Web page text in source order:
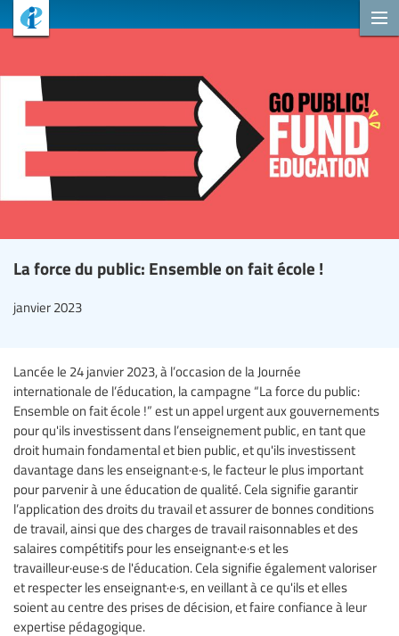
La force du public: Ensemble on fait école !
janvier 2023
Lancée le 24 janvier 2023, à l’occasion de la Journée
internationale de l’éducation, la campagne “La force du public:
Ensemble on fait école !” est un appel urgent aux gouvernements
pour qu'ils investissent dans l’enseignement public, en tant que
droit humain fondamental et bien public, et qu'ils investissent
davantage dans les enseignant·e·s, le facteur le plus important
pour parvenir à une éducation de qualité. Cela signifie garantir
l’application des droits du travail et assurer de bonnes conditions
de travail, ainsi que des charges de travail raisonnables et des
salaires compétitifs pour les enseignant·e·s et les
travailleur·euse·s de l'éducation. Cela signifie également valoriser
et respecter les enseignant·e·s, en veillant à ce qu'ils et elles
soient au centre des prises de décision, et faire confiance à leur
expertise pédagogique.